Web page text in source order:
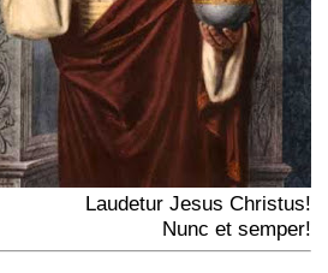
Laudetur Jesus Christus!
Nunc et semper!